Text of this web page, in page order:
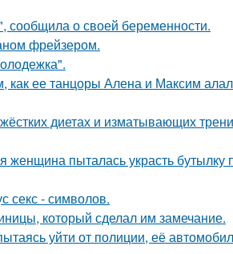
сообщила о своей беременности.
фрейзером.
как ее танцоры Алена и Максим
диетах и изматывающих
пыталась украсть бутылку
секс - символов.
который сделал им замечание.
уйти от полиции, её